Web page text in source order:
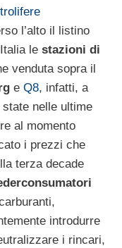
l’alto il listino
le stazioni di
venduta sopra il
e Q8, infatti, a
nelle ultime
al momento
i prezzi che
terza decade
introdurre
i rincari,